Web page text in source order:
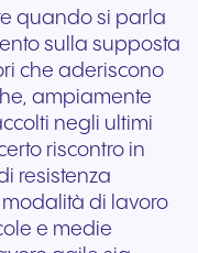
quando si parla
sulla supposta
che aderiscono
ampiamente
negli ultimi
riscontro in
resistenza
di lavoro
e medie